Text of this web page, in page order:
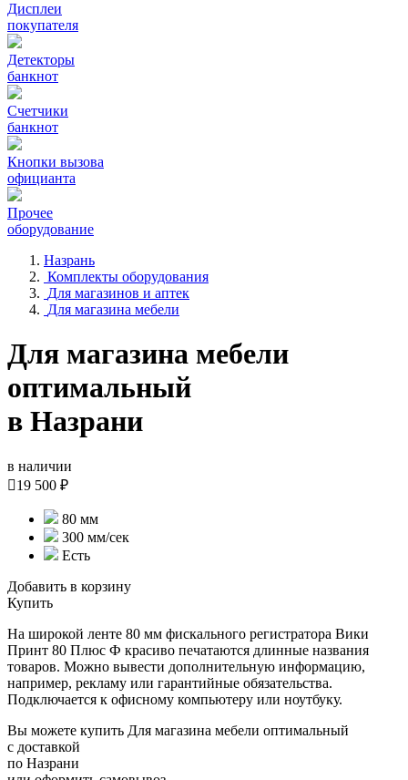
Дисплеи
покупателя
Детекторы
банкнот
Счетчики
банкнот
Кнопки вызова
официанта
Прочее
оборудование
Назрань
Комплекты оборудования
Для магазинов и аптек
Для магазина мебели
Для магазина мебели
оптимальный
в Назрани
в наличии
19 500 ₽
80 мм
300 мм/сек
Есть
Добавить в корзину
Купить
На широкой ленте 80 мм фискального регистратора Вики
Принт 80 Плюс Ф красиво печатаются длинные названия
товаров. Можно вывести дополнительную информацию,
например, рекламу или гарантийные обязательства.
Подключается к офисному компьютеру или ноутбуку.
Вы можете купить Для магазина мебели оптимальный
с доставкой
по Назрани